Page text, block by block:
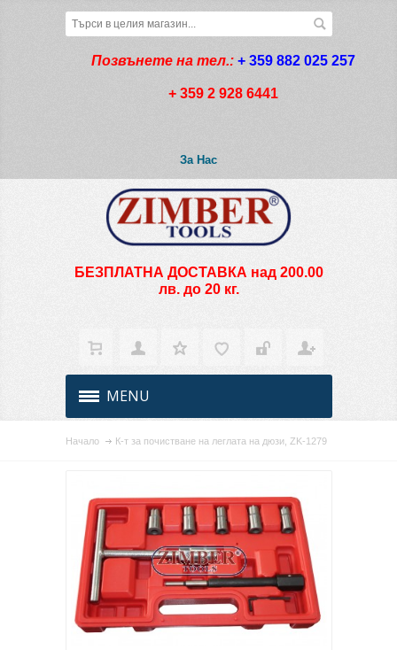
Позвънете на тел.: + 359 882 025 257
+ 359 2 928 6441
За Нас
БЕЗПЛАТНА ДОСТАВКА над 200.00
лв. до 20 кг.
MENU
Начало К-т за почистване на леглата на дюзи, ZK-1279